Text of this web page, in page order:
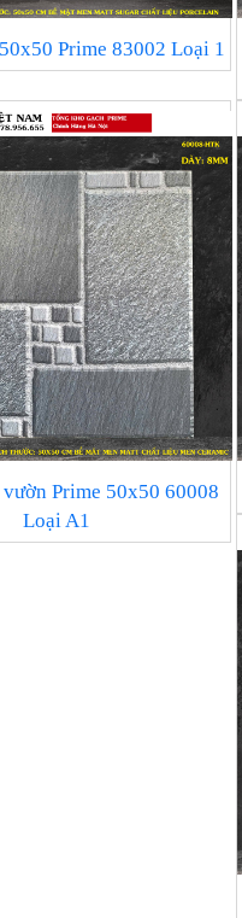
Prime 83002 Loại 1
vườn Prime 50x50 60008
Loại A1